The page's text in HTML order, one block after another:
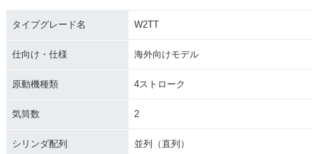
タイプグレード名 W2TT
仕向け・仕様 海外向けモデル
原動機種類 4ストローク
気筒数 2
シリンダ配列 並列（直列）